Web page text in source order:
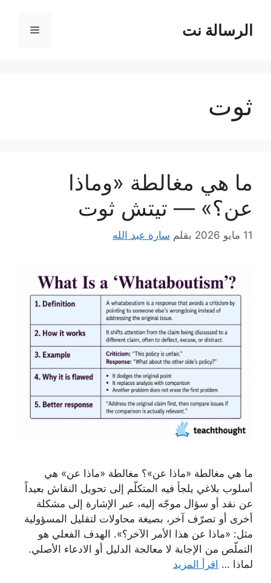
المحتوىالرسالة نت القائمة
ثوت
ما هي مغالطة «وماذا
عن؟» — تيتش ثوت
11 مايو 2026 بقلم سارة عبد الله
ما هي مغالطة «ماذا عن»؟ مغالطة «ماذا عن» هي
أسلوب بلاغي يلجأ فيه المتكلّم إلى تحويل النقاش بعيداً
عن نقد أو سؤال موجّه إليه، عبر الإشارة إلى مشكلة
أخرى أو تصرّف آخر، بصيغة محاولات لتقليل المسؤولية
مثل: «ماذا عن هذا الأمر الآخر؟». الهدف الفعلي هو
التملّص من الإجابة لا معالجة الدليل أو الادعاء الأصلي.
لماذا … اقرأ المزيد